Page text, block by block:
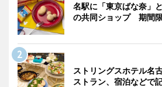
名駅に「東京ばな奈」
の共同ショップ 期間
ストリングスホテル
ストラン、宿泊などで